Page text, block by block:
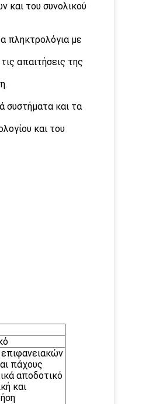
και του συνολικού
πληκτρολόγια με
απαιτήσεις της
συστήματα και τα
και του
πάχους
αποδοτικό
και